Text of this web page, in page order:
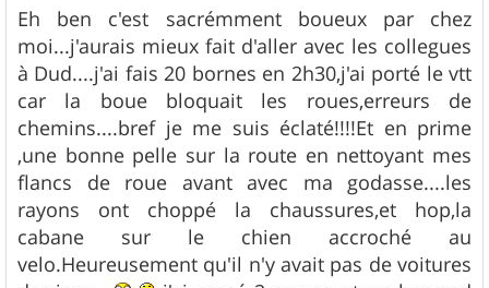
s
s
a
g
e
Eh ben c'est sacrémment boueux par chez
moi...j'aurais mieux fait d'aller avec les collegues
à Dud....j'ai fais 20 bornes en 2h30,j'ai porté le vtt
car la boue bloquait les roues,erreurs de
chemins....bref je me suis éclaté!!!!Et en prime
,une bonne pelle sur la route en nettoyant mes
flancs de roue avant avec ma godasse....les
rayons ont choppé la chaussures,et hop,la
cabane sur le chien accroché au
velo.Heureusement qu'il n'y avait pas de voitures